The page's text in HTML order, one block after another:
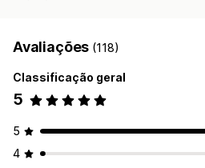
Avaliações (118)
Classificação geral
5
5
4